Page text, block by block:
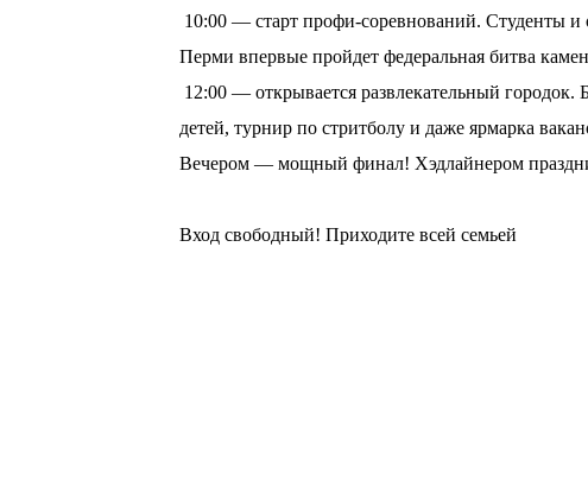
10:00 — старт профи-соревнований. Студенты и
Перми впервые пройдет федеральная битва
12:00 — открывается развлекательный городок.
детей, турнир по стритболу и даже ярмарка
Вечером — мощный финал! Хэдлайнером
Вход свободный! Приходите всей семьей